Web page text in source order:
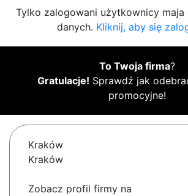
Tylko zalogowani użytkownicy
danych. Kliknij, aby się
To Twoja firma?
Gratulacje! Sprawdź jak
promocyjne!
Kraków
Kraków
Zobacz profil firmy na